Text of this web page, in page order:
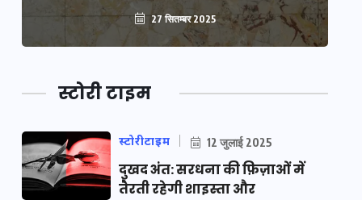
27 सितम्बर 2025
स्टोरी टाइम
स्टोरीटाइम 12 जुलाई 2025
दुखद अंत: सरधना की फ़िज़ाओं में
तैरती रहेगी शाइस्ता और